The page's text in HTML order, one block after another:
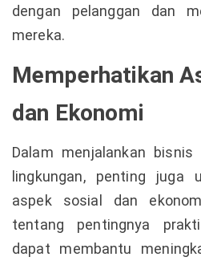
dengan pelanggan dan
mereka.
Memperhatikan
dan Ekonomi
Dalam menjalankan
lingkungan, penting juga
aspek sosial dan
tentang pentingnya
dapat membantu